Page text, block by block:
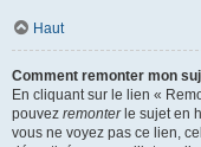
Haut
Comment remonter mon
En cliquant sur le lien «
pouvez remonterle sujet en
vous ne voyez pas ce lien,